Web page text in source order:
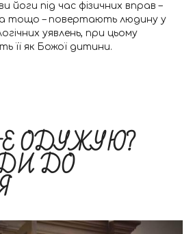
йоги під час фізичних вправ –
тощо – повертають людину у
уявлень, при цьому
її як Божої дитини.
ОДУЖУЮ?
ДО